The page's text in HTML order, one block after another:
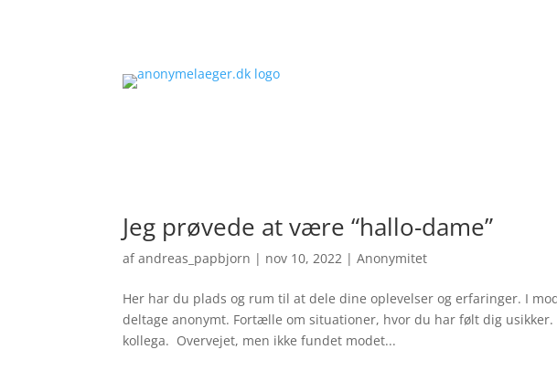
Jeg prøvede at være “hallo-dame”
afandreas_papbjorn | nov 10, 2022 |Anonymitet
Her har du plads og rum til at dele dine oplevelser og erfaringer. I
deltage anonymt. Fortælle om situationer, hvor du har følt dig
kollega. Overvejet, men ikke fundet modet...